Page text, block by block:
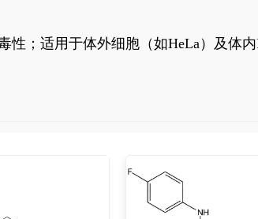
性；适用于体外细胞（如HeLa）及体内